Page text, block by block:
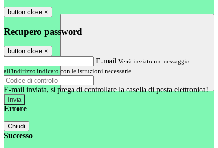
button close ×
Recupero password
button close ×
E-mail Verrà inviato un messaggio
all'indirizzo indicato con le istruzioni necessarie.
E-mail inviata, si prega di controllare la casella di posta elettronica!
Errore
Chiudi
Successo